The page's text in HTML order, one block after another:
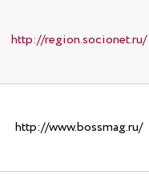
http://region.socionet.ru/
http://www.bossmag.ru/